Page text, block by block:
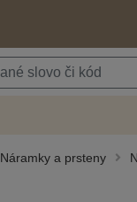
Náramky a prsteny